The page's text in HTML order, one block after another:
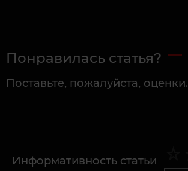
Понравилась статья?
Поставьте, пожалуйста, оценки.
Информативность статьи